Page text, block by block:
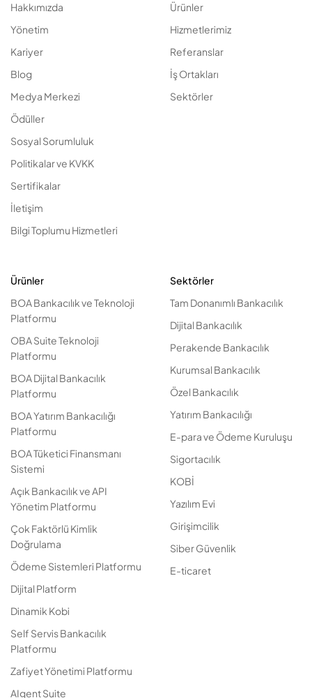
Hakkımızda
Yönetim
Kariyer
Blog
Medya Merkezi
Ödüller
Sosyal Sorumluluk
Politikalar ve KVKK
Sertifikalar
İletişim
Bilgi Toplumu Hizmetleri
Ürünler
Hizmetlerimiz
Referanslar
İş Ortakları
Sektörler
Ürünler
BOA Bankacılık ve Teknoloji
Platformu
OBA Suite Teknoloji
Platformu
BOA Dijital Bankacılık
Platformu
BOA Yatırım Bankacılığı
Platformu
BOA Tüketici Finansmanı
Sistemi
Açık Bankacılık ve API
Yönetim Platformu
Çok Faktörlü Kimlik
Doğrulama
Ödeme Sistemleri Platformu
Dijital Platform
Dinamik Kobi
Self Servis Bankacılık
Platformu
Zafiyet Yönetimi Platformu
AIgent Suite
Sektörler
Tam Donanımlı Bankacılık
Dijital Bankacılık
Perakende Bankacılık
Kurumsal Bankacılık
Özel Bankacılık
Yatırım Bankacılığı
E-para ve Ödeme Kuruluşu
Sigortacılık
KOBİ
Yazılım Evi
Girişimcilik
Siber Güvenlik
E-ticaret